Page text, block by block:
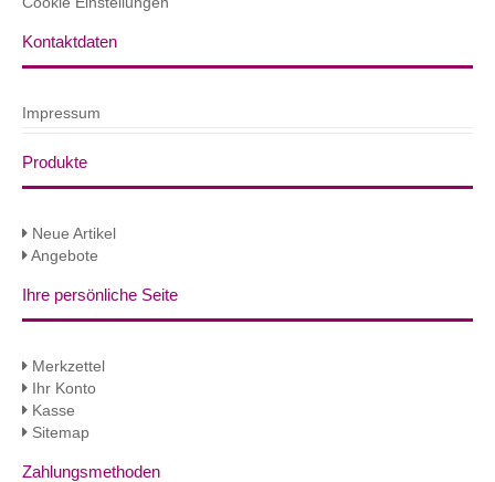
Kontaktdaten
Impressum
Produkte
Neue Artikel
Angebote
Ihre persönliche Seite
Merkzettel
Ihr Konto
Kasse
Sitemap
Zahlungsmethoden